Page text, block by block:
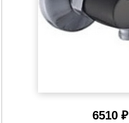
6510 ₽